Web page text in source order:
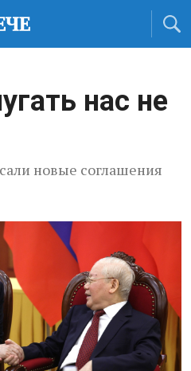
нас не
новые соглашения